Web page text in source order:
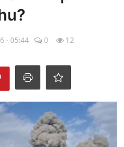
- 05:44 0 12